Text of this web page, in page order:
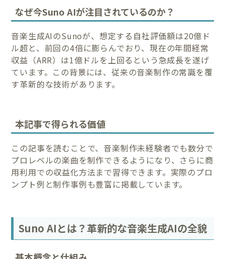
なぜ今Suno AIが注目されているのか？
音楽生成AIのSunoが、想定する自社評価額は20億ド
ル超と、前回の4倍に膨らんでおり、現在の年間経常
収益（ARR）は1億ドルを上回るという急成長を遂げ
ています。この背景には、従来の音楽制作の常識を覆
す革新的な技術があります。
本記事で得られる価値
この記事を読むことで、音楽制作未経験者でも数分で
プロレベルの楽曲を制作できるようになり、さらに商
用利用での収益化方法まで習得できます。実際のプロ
ンプト例と制作事例も豊富に掲載しています。
Suno AIとは？革新的な音楽生成AIの全貌